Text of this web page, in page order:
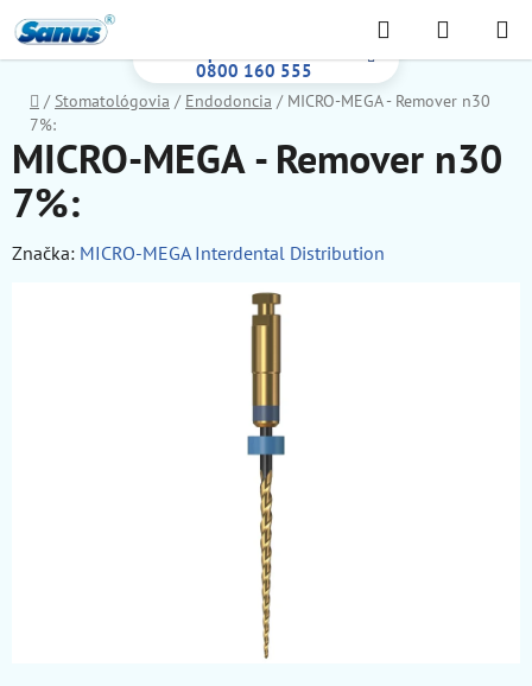
na
obsah
0800 160 555
Hľadať
KOŠÍK
Domov
/ Stomatológovia / Endodoncia / MICRO-MEGA - Remover n30
7%:
MICRO-MEGA - Remover n30
7%:
Značka: MICRO-MEGA Interdental Distribution